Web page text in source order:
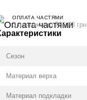
ОПЛАТА ЧАСТЯМИ
3 платежа по 766.33 грн
Сезон
Материал верха
Материал подкладки